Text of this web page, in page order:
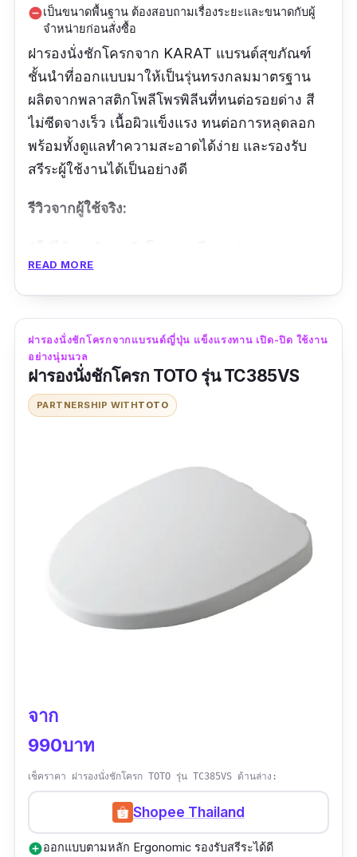
remove_circleเป็นขนาดพื้นฐาน ต้องสอบถามเรื่องระยะและขนาดกับผู้
จำหน่ายก่อนสั่งซื้อ
ฝารองนั่งชักโครกจาก KARAT แบรนด์สุขภัณฑ์
ชั้นนำที่ออกแบบมาให้เป็นรุ่นทรงกลมมาตรฐาน
ผลิตจากพลาสติกโพลีโพรพิลีนที่ทนต่อรอยด่าง สี
ไม่ซีดจางเร็ว เนื้อผิวแข็งแรง ทนต่อการหลุดลอก
พร้อมทั้งดูแลทำความสะอาดได้ง่าย และรองรับ
สรีระผู้ใช้งานได้เป็นอย่างดี
รีวิวจากผู้ใช้จริง:
มานานแล้วส่งของเร็วทันใจแพ็คมาอย่างดีครับ”
READ MORE
ฝารองนั่งชักโครกจากแบรนด์ญี่ปุ่น แข็งแรงทาน เปิด-ปิด ใช้งาน
อย่างนุ่มนวล
ฝารองนั่งชักโครก TOTO รุ่น TC385VS
PARTNERSHIP WITHTOTO
จาก
990บาท
เช็คราคา ฝารองนั่งชักโครก TOTO รุ่น TC385VS ด้านล่าง:
Shopee Thailand
add_circleออกแบบตามหลัก Ergonomic รองรับสรีระได้ดี